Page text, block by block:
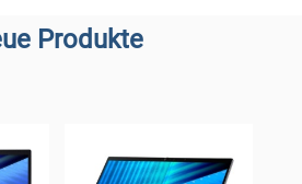
Produkte